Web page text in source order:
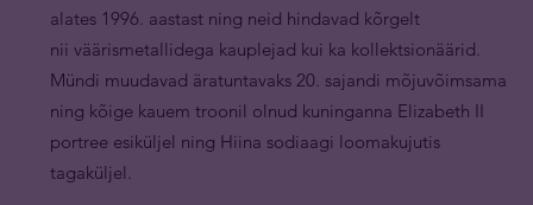
alates 1996. aastast ning neid hindavad kõrgelt
nii väärismetallidega kauplejad kui ka kollektsionäärid.
Mündi muudavad äratuntavaks 20. sajandi mõjuvõimsama
ning kõige kauem troonil olnud kuninganna Elizabeth II
portree esiküljel ning Hiina sodiaagi loomakujutis
tagaküljel.